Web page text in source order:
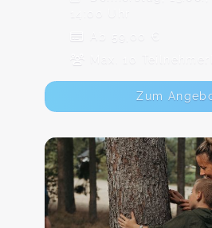
14:00 Uhr
Ab 59,00 €
Max. 10
Zum